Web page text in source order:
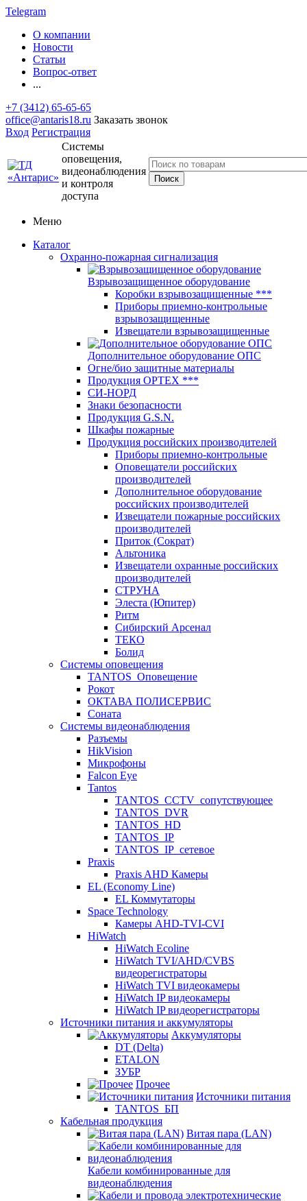
Telegram
О компании
Новости
Статьи
Вопрос-ответ
...
+7 (3412) 65-65-65
office@antaris18.ru Заказать звонок
Вход Регистрация
Системы
оповещения,
видеонаблюдения
и контроля
доступа
Меню
Каталог
Охранно-пожарная сигнализация
Взрывозащищенное оборудование
Коробки взрывозащищенные ***
Приборы приемно-контрольные
взрывозащищенные
Извещатели взрывозащищенные
Дополнительное оборудование ОПС
Огне/био защитные материалы
Продукция OPTEХ ***
СИ-НОРД
Знаки безопасности
Продукция G.S.N.
Шкафы пожарные
Продукция российских производителей
Приборы приемно-контрольные
Оповещатели российских
производителей
Дополнительное оборудование
российских производителей
Извещатели пожарные российских
производителей
Приток (Сократ)
Альтоника
Извещатели охранные российских
производителей
СТРУНА
Элеста (Юпитер)
Ритм
Сибирский Арсенал
ТЕКО
Болид
Системы оповещения
TANTOS_Оповещение
Рокот
ОКТАВА ПОЛИСЕРВИС
Соната
Системы видеонаблюдения
Разъемы
HikVision
Микрофоны
Falcon Eye
Tantos
TANTOS_CCTV_сопутствующее
TANTOS_DVR
TANTOS_HD
TANTOS_IP
TANTOS_IP_сетевое
Praxis
Praxis AHD Камеры
EL (Economy Line)
EL Коммутаторы
Space Technology
Камеры AHD-TVI-CVI
HiWatch
HiWatch Ecoline
HiWatch TVI/AHD/CVBS
видеорегистраторы
HiWatch TVI видеокамеры
HiWatch IP видеокамеры
HiWatch IP видеорегистраторы
Источники питания и аккумуляторы
Аккумуляторы
DT (Delta)
ETALON
ЗУБР
Прочее
Источники питания
TANTOS_БП
Кабельная продукция
Витая пара (LAN)
Кабели комбинированные для
видеонаблюдения